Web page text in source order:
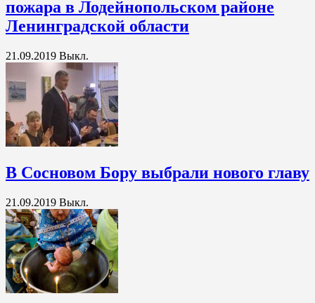
пожара в Лодейнопольском районе
Ленинградской области
21.09.2019 Выкл.
В Сосновом Бору выбрали нового главу
21.09.2019 Выкл.